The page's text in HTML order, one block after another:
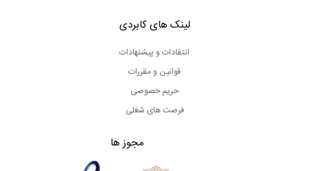
لینک های کابردی
انتقادات و پیشنهادات
قوانین و مقررات
حریم خصوصی
فرصت های شغلی
مجوز ها